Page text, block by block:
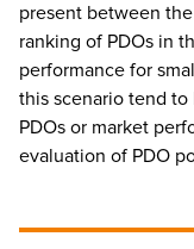
present between
ranking of PDOs in
performance for
this scenario tend
PDOs or market
evaluation of PDO